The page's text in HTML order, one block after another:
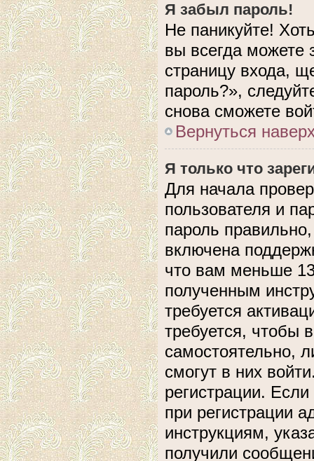
Я забыл пароль!
Не паникуйте!
вы всегда можете
страницу входа,
пароль?»,
снова сможете
Вернуться
Я только что
Для начала
пользователя и
пароль
включена
что вам меньше
полученным
требуется
требуется, чтобы
самостоятельно,
смогут в них
регистрации.
при регистрации
инструкциям,
получили